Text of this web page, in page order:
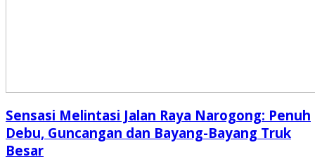
Sensasi Melintasi Jalan Raya Narogong: Penuh
Debu, Guncangan dan Bayang-Bayang Truk
Besar